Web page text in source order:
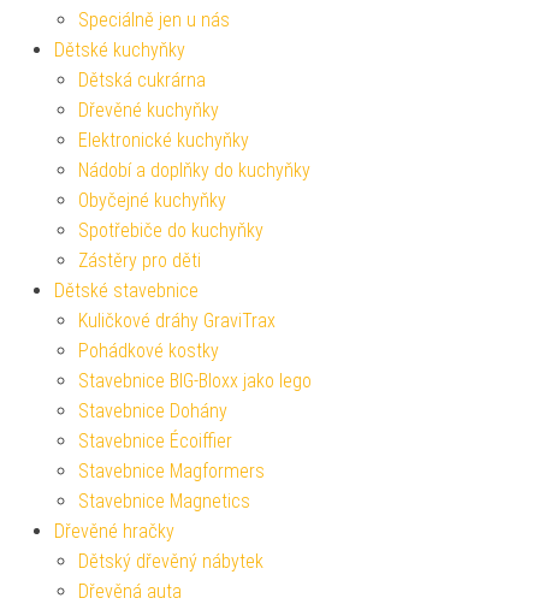
Speciálně jen u nás
Dětské kuchyňky
Dětská cukrárna
Dřevěné kuchyňky
Elektronické kuchyňky
Nádobí a doplňky do kuchyňky
Obyčejné kuchyňky
Spotřebiče do kuchyňky
Zástěry pro děti
Dětské stavebnice
Kuličkové dráhy GraviTrax
Pohádkové kostky
Stavebnice BIG-Bloxx jako lego
Stavebnice Dohány
Stavebnice Écoiffier
Stavebnice Magformers
Stavebnice Magnetics
Dřevěné hračky
Dětský dřevěný nábytek
Dřevěná auta